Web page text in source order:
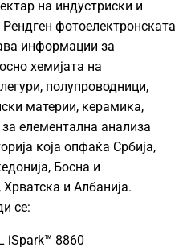
на индустриски и
фотоелектронската
информации за
хемијата на
полупроводници,
материи, керамика,
елементална анализа
која опфаќа Србија,
Босна и
и Албанија.
се:
iSpark™ 8860